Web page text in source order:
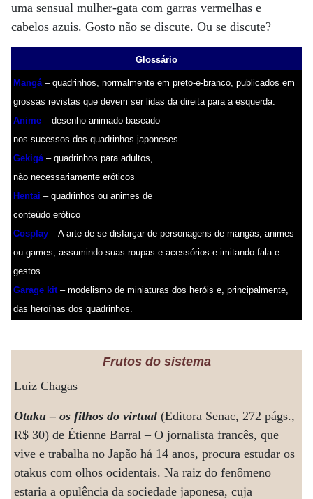
uma sensual mulher-gata com garras vermelhas e
cabelos azuis. Gosto não se discute. Ou se discute?
Glossário
Mangá– quadrinhos, normalmente em preto-e-branco, publicados em
grossas revistas que devem ser lidas da direita para a esquerda.
Anime – desenho animado baseado
nos sucessos dos quadrinhos japoneses.
Gekigá– quadrinhos para adultos,
não necessariamente eróticos
Hentai – quadrinhos ou animes de
conteúdo erótico
Cosplay – A arte de se disfarçar de personagens de mangás, animes
ou games, assumindo suas roupas e acessórios e imitando fala e
gestos.
Garage kit– modelismo de miniaturas dos heróis e, principalmente,
das heroínas dos quadrinhos.
Frutos do sistema
Luiz Chagas
Otaku – os filhos do virtual (Editora Senac, 272 págs.,
R$ 30) de Étienne Barral – O jornalista francês, que
vive e trabalha no Japão há 14 anos, procura estudar os
otakus com olhos ocidentais. Na raiz do fenômeno
estaria a opulência da sociedade japonesa, cuja